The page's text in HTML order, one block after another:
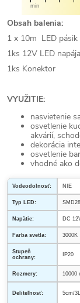
min
Obsah balenia:
1 x 10m LED pásik
1ks 12V LED
1ks Konektor
VYUŽITIE:
nasvietenie
osvetlenie
akvárií,
dekorácia
osvetlenie
vhodné ako
Vodeodolnosť: NIE
Typ LED:
Napätie: DC
Farba svetla: 3000K
Stupeň
ochrany:
IP20
Rozmery: 10000
Deliteľnosť: 5cm/